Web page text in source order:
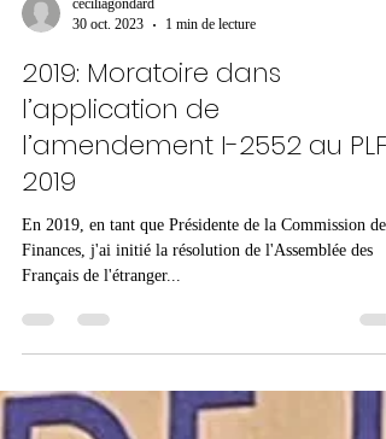
30 oct. 2023
1 min de lecture
2019: Moratoire dans
l’application de
l’amendement I-2552 au PLF
2019
En 2019, en tant que Présidente de la Commission des
Français de l'étranger...